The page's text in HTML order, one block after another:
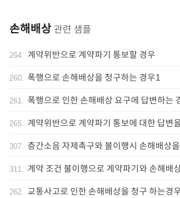
손해배상 관련 샘플
264. 계약위반으로 계약파기 통보할 경우
260. 폭행으로 손해배상을 청구하는 경우1
261. 폭행으로 인한 손해배상 요구에 답변하는
265. 계약위반으로 계약파기 통보에 대한 답변
307. 층간소음 자제촉구와 불이행시 손해배상
311. 계약 조건 불이행으로 계약파기와 손해배
262. 교통사고로 인한 손해배상을 청구 하는경